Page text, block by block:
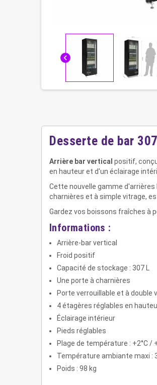
chevron_left
Desserte de bar
Arrière bar vertical positif,
en hauteur et d'un éclairage
Cette nouvelle gamme
charnières et à simple vitrage,
Gardez vos boissons fraîches à
Informations :
Arrière-bar vertical
Froid positif
Capacité de stockage : 307 L
Une porte à charnières
Porte verrouillable et à double
4 étagères réglables en
Éclairage intérieur
Pieds réglables
Plage de température : +2°C /
Température ambiante maxi :
Poids : 98 kg